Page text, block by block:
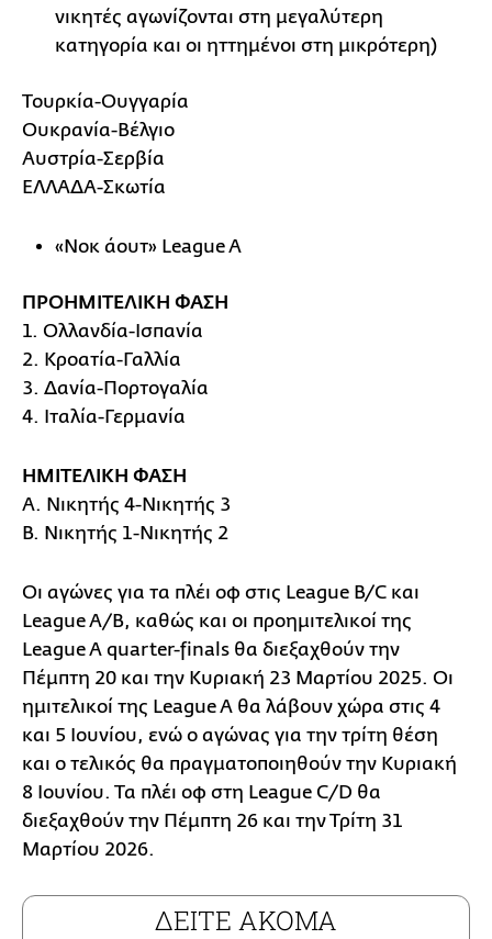
νικητές αγωνίζονται στη μεγαλύτερη
κατηγορία και οι ηττημένοι στη μικρότερη)
Τουρκία-Ουγγαρία
Ουκρανία-Βέλγιο
Αυστρία-Σερβία
ΕΛΛΑΔΑ-Σκωτία
«Νοκ άουτ» League A
ΠΡΟΗΜΙΤΕΛΙΚΗ ΦΑΣΗ
1. Ολλανδία-Ισπανία
2. Κροατία-Γαλλία
3. Δανία-Πορτογαλία
4. Ιταλία-Γερμανία
ΗΜΙΤΕΛΙΚΗ ΦΑΣΗ
Α. Νικητής 4-Νικητής 3
Β. Νικητής 1-Νικητής 2
Οι αγώνες για τα πλέι οφ στις League B/C και
League A/B, καθώς και οι προημιτελικοί της
League A quarter-finals θα διεξαχθούν την
Πέμπτη 20 και την Κυριακή 23 Μαρτίου 2025. Οι
ημιτελικοί της League A θα λάβουν χώρα στις 4
και 5 Ιουνίου, ενώ ο αγώνας για την τρίτη θέση
και ο τελικός θα πραγματοποιηθούν την Κυριακή
8 Ιουνίου. Τα πλέι οφ στη League C/D θα
διεξαχθούν την Πέμπτη 26 και την Τρίτη 31
Μαρτίου 2026.
ΔΕΙΤΕ ΑΚΟΜΑ